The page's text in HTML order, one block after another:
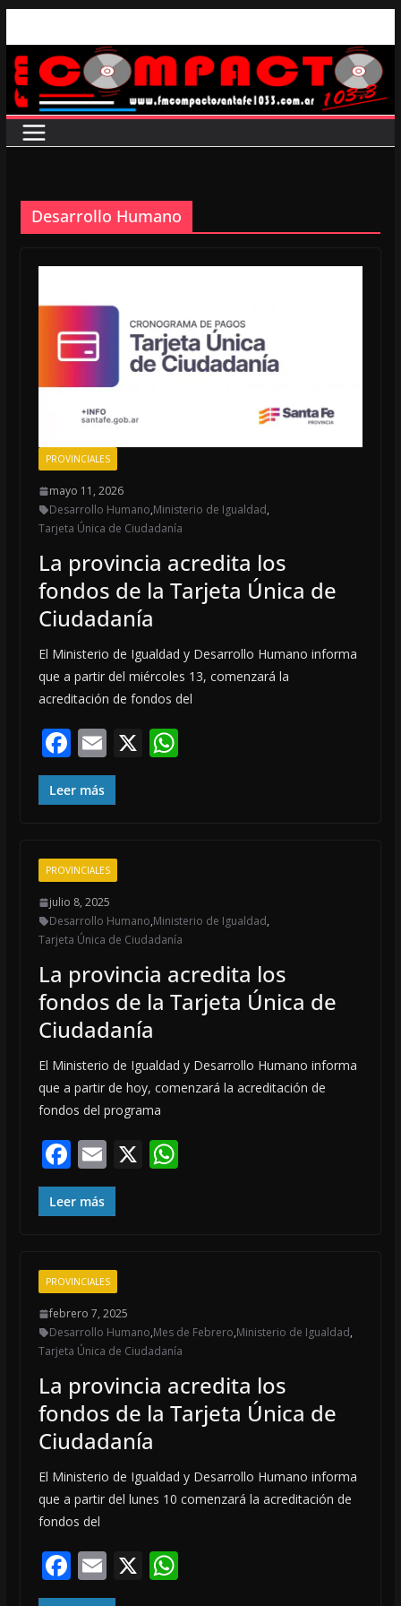
al
contenido
Desarrollo Humano
PROVINCIALES
mayo 11, 2026
Desarrollo Humano,Ministerio de Igualdad,
Tarjeta Única de Ciudadanía
La provincia acredita los
fondos de la Tarjeta Única de
Ciudadanía
El Ministerio de Igualdad y Desarrollo Humano informa
que a partir del miércoles 13, comenzará la
acreditación de fondos del
F
ac
e
o
o
k
E
m
ai
X W
p
Leer más
PROVINCIALES
julio 8, 2025
Desarrollo Humano,Ministerio de Igualdad,
Tarjeta Única de Ciudadanía
La provincia acredita los
fondos de la Tarjeta Única de
Ciudadanía
El Ministerio de Igualdad y Desarrollo Humano informa
que a partir de hoy, comenzará la acreditación de
fondos del programa
F
ac
e
o
o
k
E
m
ai
X W
p
Leer más
PROVINCIALES
febrero 7, 2025
Desarrollo Humano,Mes de Febrero,Ministerio de Igualdad,
Tarjeta Única de Ciudadanía
La provincia acredita los
fondos de la Tarjeta Única de
Ciudadanía
El Ministerio de Igualdad y Desarrollo Humano informa
que a partir del lunes 10 comenzará la acreditación de
fondos del
F
ac
E
m
X W